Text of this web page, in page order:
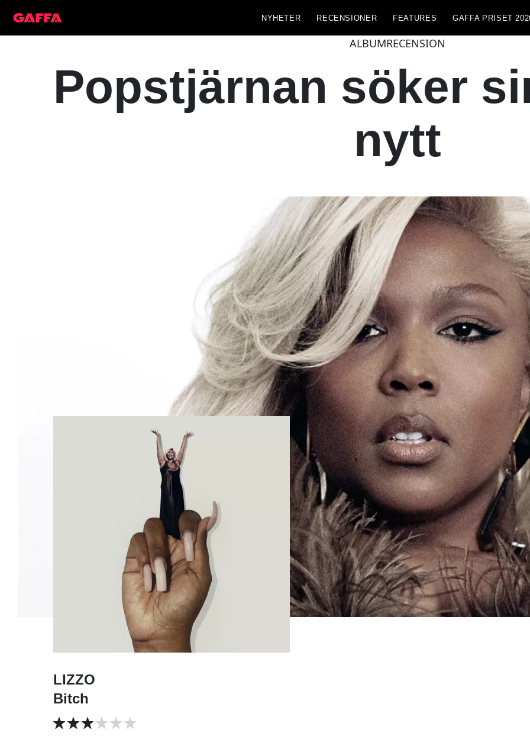
NYHETER RECENSIONER FEATURES GAFFA PRISET
ALBUMRECENSION
Popstjärnan söker
nytt
LIZZO
Bitch